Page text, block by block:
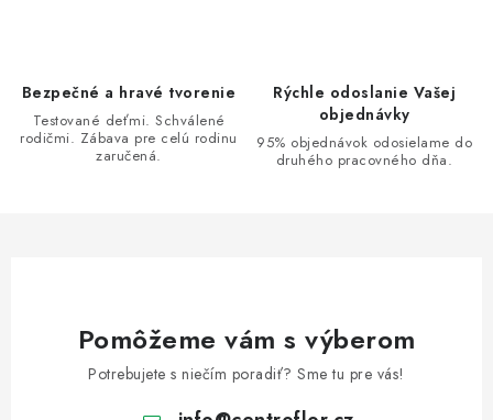
p
Bezpečné a hravé tvorenie
Testované deťmi. Schválené
rodičmi. Zábava pre celú rodinu
zaručená.
Rýchle odoslanie Vašej
objednávky
95% objednávok odosielame do
druhého pracovného dňa.
Pomôžeme vám s výberom
Potrebujete s niečím poradiť? Sme tu pre vás!